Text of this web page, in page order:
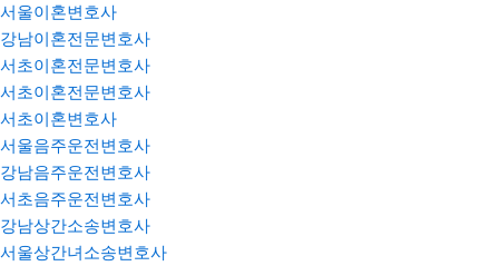
서울이혼변호사
강남이혼전문변호사
서초이혼전문변호사
서초이혼전문변호사
서초이혼변호사
서울음주운전변호사
강남음주운전변호사
서초음주운전변호사
강남상간소송변호사
서울상간녀소송변호사